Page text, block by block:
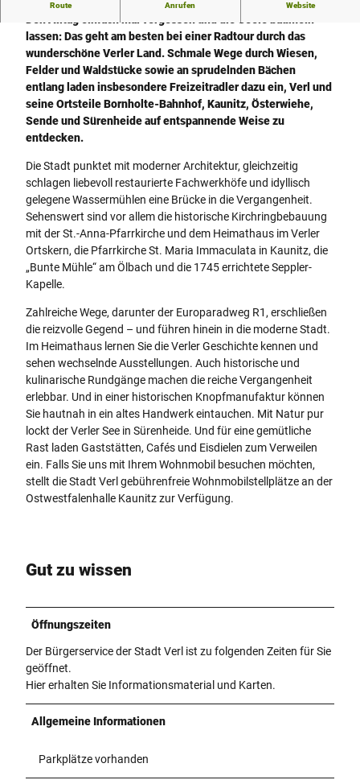
Route Anrufen Website
lassen: Das geht am besten bei einer Radtour durch das
wunderschöne Verler Land. Schmale Wege durch Wiesen,
Felder und Waldstücke sowie an sprudelnden Bächen
entlang laden insbesondere Freizeitradler dazu ein, Verl und
seine Ortsteile Bornholte-Bahnhof, Kaunitz, Österwiehe,
Sende und Sürenheide auf entspannende Weise zu
entdecken.
Die Stadt punktet mit moderner Architektur, gleichzeitig
schlagen liebevoll restaurierte Fachwerkhöfe und idyllisch
gelegene Wassermühlen eine Brücke in die Vergangenheit.
Sehenswert sind vor allem die historische Kirchringbebauung
mit der St.-Anna-Pfarrkirche und dem Heimathaus im Verler
Ortskern, die Pfarrkirche St. Maria Immaculata in Kaunitz, die
„Bunte Mühle“ am Ölbach und die 1745 errichtete Seppler-
Kapelle.
Zahlreiche Wege, darunter der Europaradweg R1, erschließen
die reizvolle Gegend – und führen hinein in die moderne Stadt.
Im Heimathaus lernen Sie die Verler Geschichte kennen und
sehen wechselnde Ausstellungen. Auch historische und
kulinarische Rundgänge machen die reiche Vergangenheit
erlebbar. Und in einer historischen Knopfmanufaktur können
Sie hautnah in ein altes Handwerk eintauchen. Mit Natur pur
lockt der Verler See in Sürenheide. Und für eine gemütliche
Rast laden Gaststätten, Cafés und Eisdielen zum Verweilen
ein. Falls Sie uns mit Ihrem Wohnmobil besuchen möchten,
stellt die Stadt Verl gebührenfreie Wohnmobilstellplätze an der
Ostwestfalenhalle Kaunitz zur Verfügung.
Gut zu wissen
Öffnungszeiten
Der Bürgerservice der Stadt Verl ist zu folgenden Zeiten für Sie
geöffnet.
Hier erhalten Sie Informationsmaterial und Karten.
Allgemeine Informationen
Parkplätze vorhanden